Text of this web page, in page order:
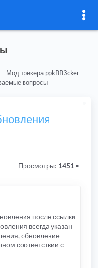
Мод трекера ppkBB3cker
вопросы
Просмотры: 1451 •
после ссылки
всегда указан
обновление
соответствии с